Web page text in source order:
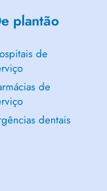
plantão
de
de
dentais